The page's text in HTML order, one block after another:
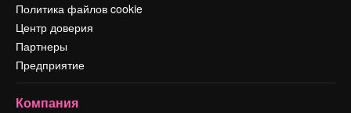
Политика файлов cookie
Центр доверия
Партнеры
Предприятие
Компания